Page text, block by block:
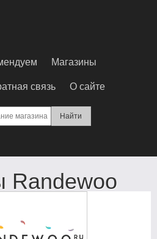
Магазины
связь О сайте
Randewoo